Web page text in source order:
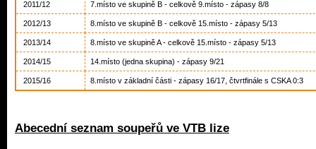
2011/12 7.místo ve skupině B - celkově 9.místo - zápasy 8/8
2012/13 8.místo ve skupině B - celkově 15.místo - zápasy 5/13
2013/14 8.místo ve skupině A - celkově 15.místo - zápasy 5/13
2014/15 14.místo (jedna skupina) - zápasy 9/21
2015/16 8.místo v základní části - zápasy 16/17, čtvrtfinále s CSKA 0:3
Abecední seznam soupeřů ve VTB lize